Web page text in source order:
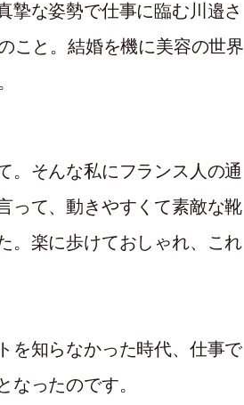
摯な姿勢で仕事に臨む川邉さ
こと。結婚を機に美容の世界
。そんな私にフランス人の通
って、動きやすくて素敵な靴
。楽に歩けておしゃれ、これ
を知らなかった時代、仕事で
なったのです。